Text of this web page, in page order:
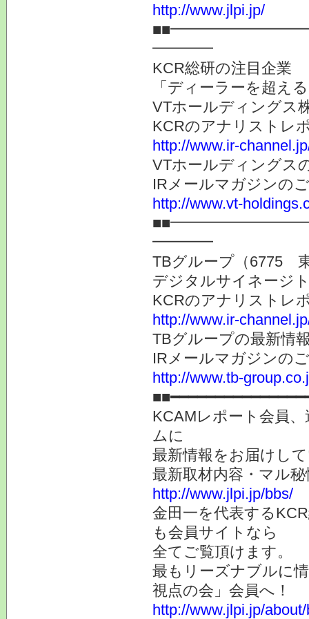
http://www.jlpi.jp/
━━━━
KCR総研の注目企業
「ディーラーを超え
VTホールディングス
KCRのアナリストレ
http://www.ir-
VTホールディングス
IRメールマガジンの
http://www.vt-
━━━━
TBグループ（6775
デジタルサイネージ
KCRのアナリストレ
http://www.ir-
TBグループの最新情
IRメールマガジンの
http://www.tb-
KCAMレポート会員
ムに
最新情報をお届けし
最新取材内容・マル
http://www.jlpi.jp/bbs/
金田一を代表する
も会員サイトなら
全てご覧頂けます。
最もリーズナブルに
視点の会」会員へ！
http://www.jlpi.jp/